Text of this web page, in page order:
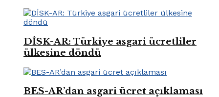
DİSK-AR: Türkiye asgari ücretliler
ülkesine döndü
BES-AR’dan asgari ücret açıklaması